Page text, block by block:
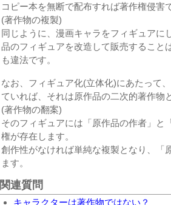
コピー本を無断で配布すれば著作権侵害
(著作物の複製)
同じように、漫画キャラをフィギュアに
品のフィギュアを改造して販売すること
も違法です。
なお、フィギュア化(立体化)にあたって
ていれば、それは原作品の二次的著作物
(著作物の翻案)
そのフィギュアには「原作品の作者」と
権が存在します。
創作性がなければ単純な複製となり、「
ます。
関連質問
キャラクターは著作物ではない？